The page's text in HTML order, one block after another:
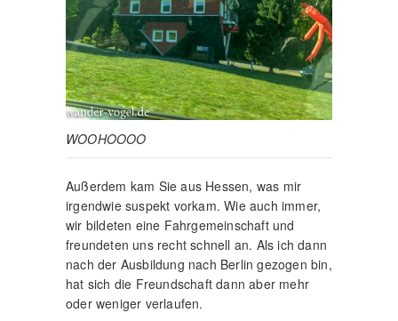
WOOHOOOO
Außerdem kam Sie aus Hessen, was mir
irgendwie suspekt vorkam. Wie auch immer,
wir bildeten eine Fahrgemeinschaft und
freundeten uns recht schnell an. Als ich dann
nach der Ausbildung nach Berlin gezogen bin,
hat sich die Freundschaft dann aber mehr
oder weniger verlaufen.